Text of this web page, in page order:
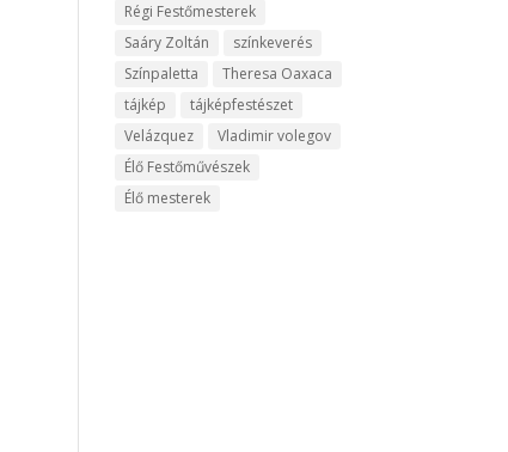
Régi Festőmesterek
Saáry Zoltán
színkeverés
Színpaletta
Theresa Oaxaca
tájkép
tájképfestészet
Velázquez
Vladimir volegov
Élő Festőművészek
Élő mesterek